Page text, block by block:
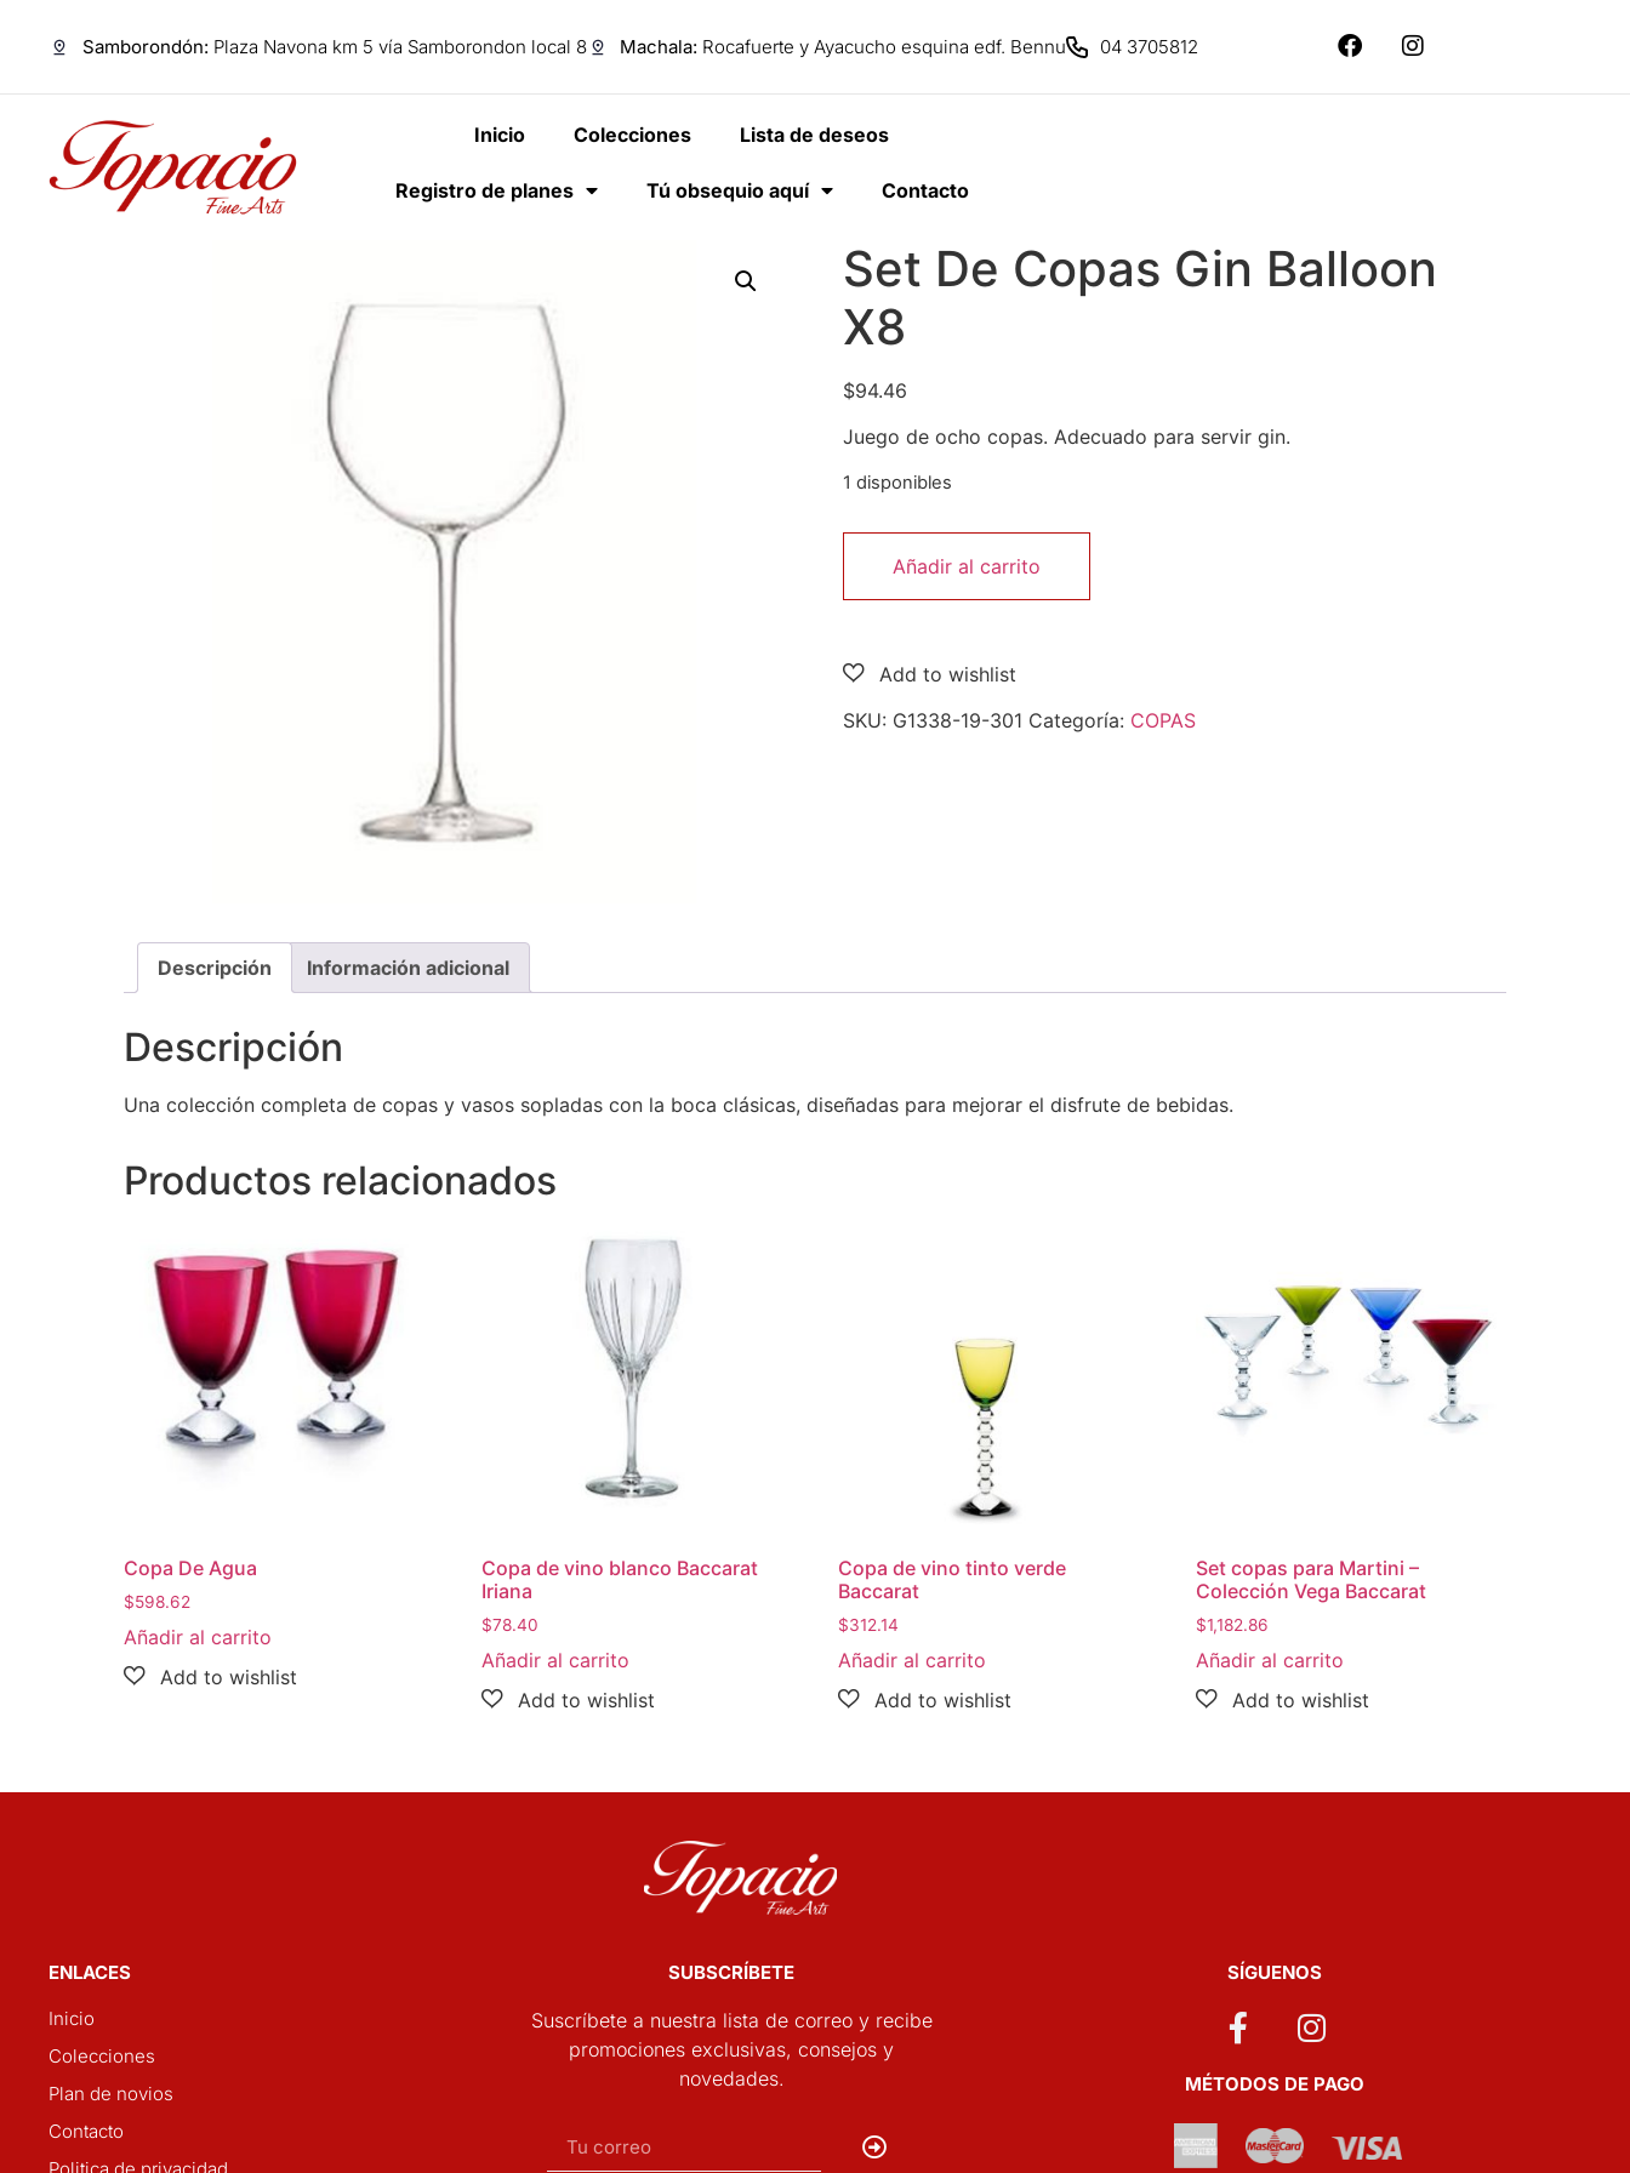
Samborondón: Plaza Navona km 5 vía Samborondon local 8 Machala: Rocafuerte y Ayacucho esquina edf. Bennu 04 3705812
Inicio Colecciones Lista de deseos
Registro de planes Tú obsequio aquí Contacto
Set De Copas Gin Balloon
X8
$94.46
Juego de ocho copas. Adecuado para servir gin.
1 disponibles
Añadir al carrito
SKU: G1338-19-301 Categoría: COPAS
Descripción Información adicional
Descripción
Una colección completa de copas y vasos sopladas con la boca clásicas, diseñadas para mejorar el disfrute de bebidas.
Productos relacionados
Copa De Agua
$598.62
Añadir al carrito
Copa de vino blanco Baccarat
Iriana
$78.40
Añadir al carrito
Copa de vino tinto verde
Baccarat
$312.14
Añadir al carrito
Set copas para Martini –
Colección Vega Baccarat
$1,182.86
Añadir al carrito
ENLACES
Inicio
Colecciones
Plan de novios
Contacto
SUBSCRÍBETE
Suscríbete a nuestra lista de correo y recibe
promociones exclusivas, consejos y
novedades.
SÍGUENOS
MÉTODOS DE PAGO